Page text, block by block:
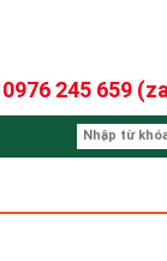
0976 245 659